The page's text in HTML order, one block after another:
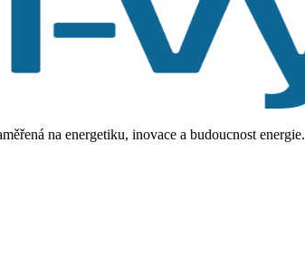
na energetiku, inovace a budoucnost energie.